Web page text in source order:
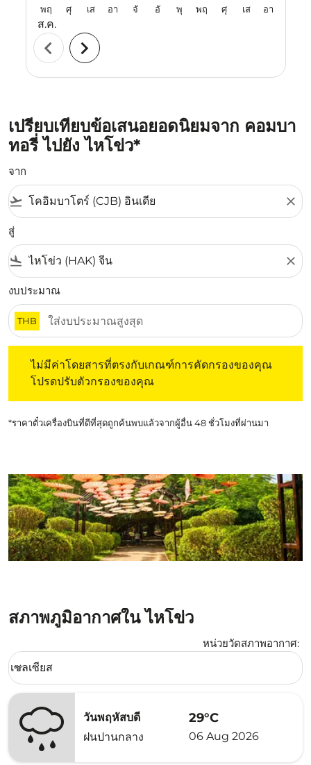
พฤ
ส.ค.
ศุ เส อา จั อั พุ พฤ ศุ เส อา
chevron_left chevron_right
เปรียบเทียบข้อเสนอยอดนิยมจาก คอมบา
ทอรี่ ไปยัง ไหโข่ว*
จาก
flight_takeoff close
สู่
flight_land close
งบประมาณ
THB
ไม่มีค่าโดยสารที่ตรงกับเกณฑ์การคัดกรองของคุณ
โปรดปรับตัวกรองของคุณ
*ราคาตั๋วเครื่องบินที่ดีที่สุดถูกค้นพบแล้วจากผู้อื่น 48 ชั่วโมงที่ผ่านมา
สภาพภูมิอากาศใน ไหโข่ว
หน่วยวัดสภาพอากาศ:
Weather unit option เซลเซียส Selected
เซลเซียส
keyboard_arrow_down
วันพฤหัสบดี
ฝนปานกลาง
29°C
06 Aug 2026